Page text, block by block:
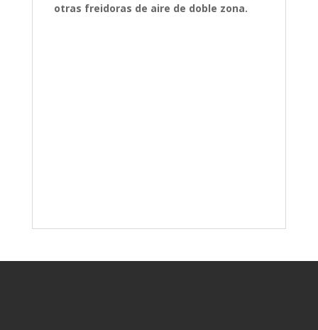
otras freidoras de aire de doble zona.